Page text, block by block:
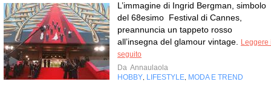
L’immagine di Ingrid Bergman, simbolo
del 68esimo Festival di Cannes,
preannuncia un tappeto rosso
all’insegna del glamour vintage.
Leggere
seguito
Da Annaulaola
HOBBY LIFESTYLE MODA E TREND